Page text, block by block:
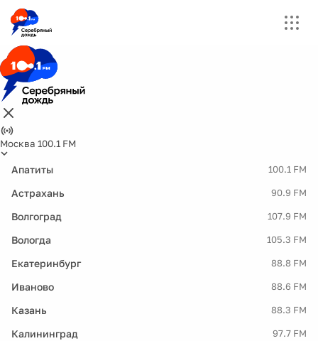
Москва 100.1 FM
Апатиты 100.1 FM
Астрахань 90.9 FM
Волгоград 107.9 FM
Вологда 105.3 FM
Екатеринбург 88.8 FM
Иваново 88.6 FM
Казань 88.3 FM
Калининград 97.7 FM